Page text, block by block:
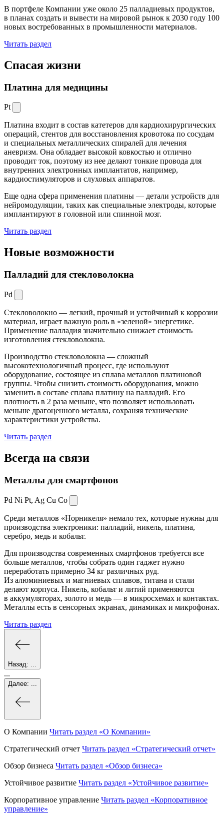
В портфеле Компании уже около 25 палладиевых продуктов,
в планах создать и вывести на мировой рынок к 2030 году 100
новых востребованных в промышленности материалов.
Читать раздел
Спасая жизни
Платина для медицины
Pt
Платина входит в состав катетеров для кардиохирургических
операций, стентов для восстановления кровотока по сосудам
и специальных металлических спиралей для лечения
аневризм. Она обладает высокой ковкостью и отлично
проводит ток, поэтому из нее делают тонкие провода для
внутренних электронных имплантатов, например,
кардиостимуляторов и слуховых аппаратов.
Еще одна сфера применения платины — детали устройств для
нейромодуляции, таких как специальные электроды, которые
имплантируют в головной или спинной мозг.
Читать раздел
Новые возможности
Палладий для стекловолокна
Pd
Стекловолокно — легкий, прочный и устойчивый к коррозии
материал, играет важную роль в «зеленой» энергетике.
Применение палладия значительно снижает стоимость
изготовления стекловолокна.
Производство стекловолокна — сложный
высокотехнологичный процесс, где используют
оборудование, состоящее из сплава металлов платиновой
группы. Чтобы снизить стоимость оборудования, можно
заменить в составе сплава платину на палладий. Его
плотность в 2 раза меньше, что позволяет использовать
меньше драгоценного металла, сохраняя технические
характеристики устройства.
Читать раздел
Всегда на связи
Металлы для смартфонов
Pd Ni Pt, Ag Cu Co
Среди металлов «Норникеля» немало тех, которые нужны для
производства электроники: палладий, никель, платина,
серебро, медь и кобальт.
Для производства современных смартфонов требуется все
больше металлов, чтобы собрать один гаджет нужно
переработать примерно 34 кг различных руд.
Из алюминиевых и магниевых сплавов, титана и стали
делают корпуса. Никель, кобальт и литий применяются
в аккумуляторах, золото и медь — в микросхемах и контактах.
Металлы есть в сенсорных экранах, динамиках и микрофонах.
Читать раздел
Назад:
...
Далее:
О Компании Читать раздел «О Компании»
Стратегический отчет Читать раздел «Стратегический отчет»
Обзор бизнеса Читать раздел «Обзор бизнеса»
Устойчивое развитие Читать раздел «Устойчивое развитие»
Корпоративное управление Читать раздел «Корпоративное
управление»